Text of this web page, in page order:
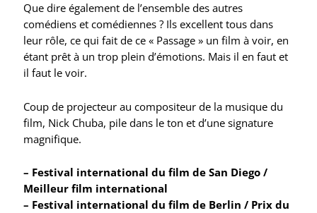
Que dire également de l’ensemble des autres
comédiens et comédiennes ? Ils excellent tous dans
leur rôle, ce qui fait de ce « Passage » un film à voir, en
étant prêt à un trop plein d’émotions. Mais il en faut et
il faut le voir.
Coup de projecteur au compositeur de la musique du
film, Nick Chuba, pile dans le ton et d’une signature
magnifique.
– Festival international du film de San Diego /
Meilleur film international
– Festival international du film de Berlin / Prix du